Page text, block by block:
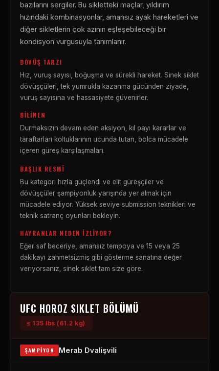
bazılarını sergiler. Bu sikletteki maçlar, yıldırım
hızındaki kombinasyonlar, amansız ayak hareketleri ve
diğer sikletlerin çok azının eşleşebileceği bir
kondisyon vurgusuyla tanımlanır.
DÖVÜŞ TARZI
Hız, vuruş sayısı, boğuşma ve sürekli hareket. Sinek siklet
dövüşçüleri, tek yumrukla kazanma gücünden ziyade,
vuruş sayısına ve hassasiyete güvenirler.
BILINEN
Durmaksızın devam eden aksiyon, kıl payı kararlar ve
taraftarları koltuklarının ucunda tutan, bolca mücadele
içeren güreş karşılaşmaları.
BAŞLIK RESMI
Bu kategori hızla güçlendi ve elit güreşçiler ve
dövüşçüler şampiyonluk yarışında yer almak için
mücadele ediyor. Yüksek seviye submission teknikleri ve
teknik satranç oyunları bekleyin.
HAYRANLAR NEDEN İZLIYOR?
Eğer saf beceriye, amansız tempoya ve 15 veya 25
dakikayı zahmetsizmiş gibi gösterme sanatına değer
veriyorsanız, sinek sıklet tam size göre.
UFC HOROZ SIKLET BÖLÜMÜ
≤ 135 lbs (61.2 kg)
ŞAMPIYON Merab Dvalişvili